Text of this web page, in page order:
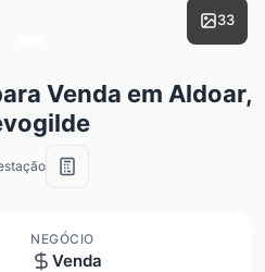
33
Venda em Aldoar,
NEGÓCIO
Venda